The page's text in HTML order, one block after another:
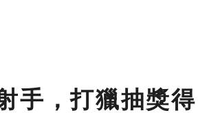
手，打獵抽獎得